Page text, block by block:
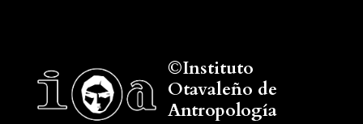
©Instituto
Otavaleño de
Antropología